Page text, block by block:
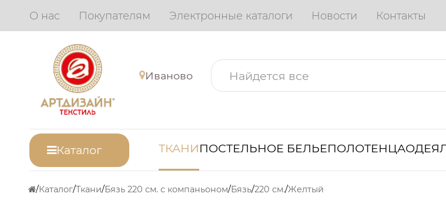
О нас Покупателям Электронные каталоги Новости Контакты
Иваново
Каталог ТКАНИПОСТЕЛЬНОЕ БЕЛЬЕПОЛОТЕНЦА
Каталог Ткани Бязь 220 см. с компаньоном Бязь 220 см. Желтый